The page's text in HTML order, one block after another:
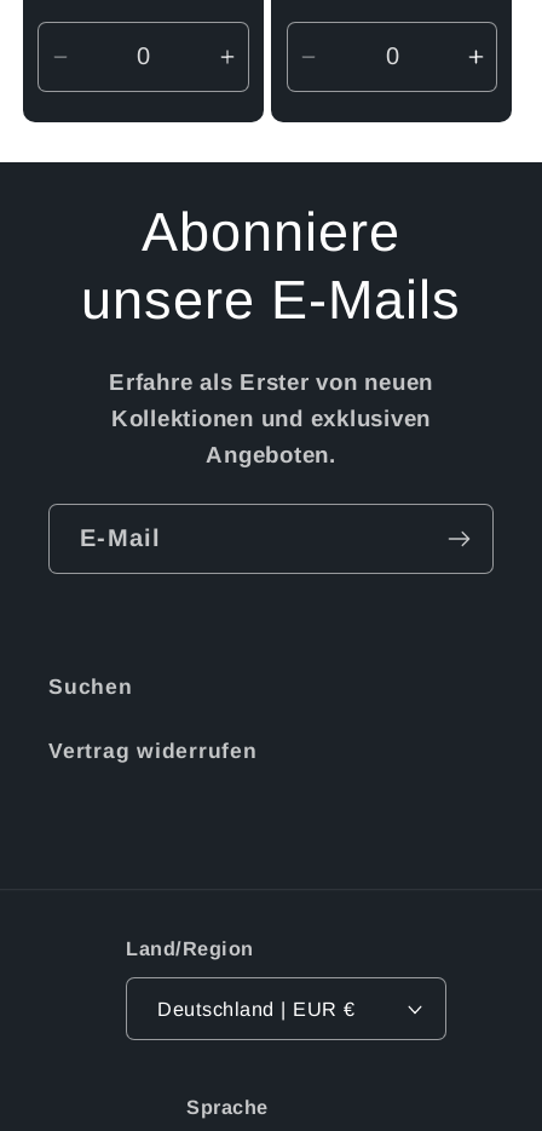
Verringere
die
für
Erhöhe
die
für
Title
Verringere
die
für
Title
die
für
Abonniere
unsere E-Mails
Erfahre als Erster von neuen
Kollektionen und exklusiven
Angeboten.
E-Mail
Suchen
Vertrag widerrufen
Land/Region
Deutschland | EUR €
Sprache